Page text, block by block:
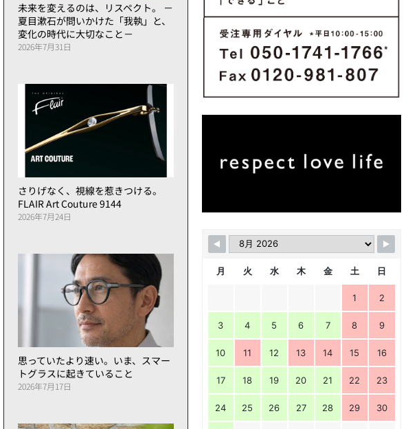
未来を変えるのは、リスペクト。 －
夏目漱石が問いかけた「我執」と、
変化の時代に大切なこと－
2026年7月31日
さりげなく、視線を惹きつける。
FLAIR Art Couture 9144
2026年7月24日
思っていたより速い。いま、スマー
トグラスに起きていること
2026年7月17日
月 火 水 木 金 土 日
1 2
3 4 5 6 7 8 9
10 11 12 13 14 15 16
17 18 19 20 21 22 23
24 25 26 27 28 29 30